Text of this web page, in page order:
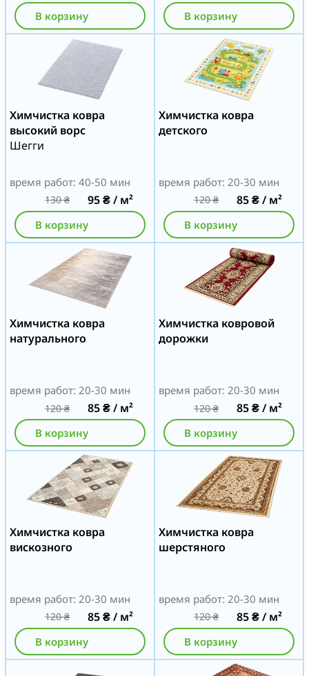
В корзину В корзину
Химчистка ковра
высокий ворс
Шегги
время работ: 40-50 мин
130₴ 95₴/ м²
В корзину
Химчистка ковра
детского
время работ: 20-30 мин
120₴ 85₴/ м²
В корзину
Химчистка ковра
натурального
время работ: 20-30 мин
120₴ 85₴/ м²
В корзину
Химчистка ковровой
дорожки
время работ: 20-30 мин
120₴ 85₴/ м²
В корзину
Химчистка ковра
вискозного
время работ: 20-30 мин
120₴ 85₴/ м²
В корзину
Химчистка ковра
шерстяного
время работ: 20-30 мин
120₴ 85₴/ м²
В корзину